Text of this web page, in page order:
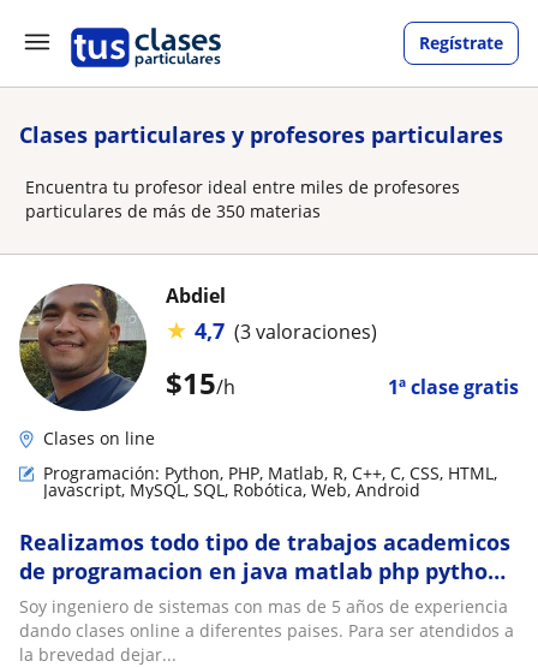
Regístrate
Clases particulares y profesores particulares
Encuentra tu profesor ideal entre miles de profesores
particulares de más de 350 materias
$15/h 1ª clase gratis
Abdiel
★ 4,7 (3 valoraciones)
Clases on line
Programación: Python, PHP, Matlab, R, C++, C, CSS, HTML,
Javascript, MySQL, SQL, Robótica, Web, Android
Realizamos todo tipo de trabajos academicos
de programacion en java matlab php python
c# cpp ampl qt R y mas
Soy ingeniero de sistemas con mas de 5 años de experiencia
dando clases online a diferentes paises. Para ser atendidos a
la brevedad dejar...